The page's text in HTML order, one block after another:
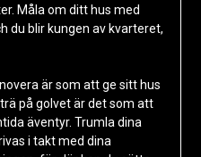
Måla om ditt hus med
du blir kungen av kvarteret,
är som att ge sitt hus
på golvet är det som att
äventyr. Trumla dina
i takt med dina